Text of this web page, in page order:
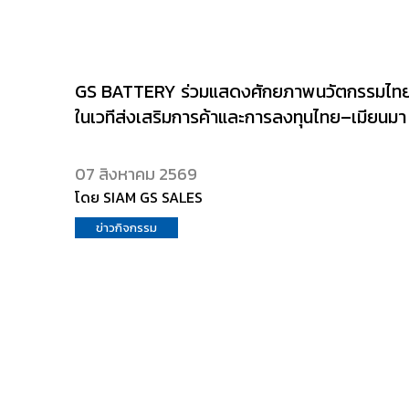
GS BATTERY ร่วมแสดงศักยภาพนวัตกรรมไท
ในเวทีส่งเสริมการค้าและการลงทุนไทย–เมียนมา
07 สิงหาคม 2569
โดย SIAM GS SALES
ข่าวกิจกรรม